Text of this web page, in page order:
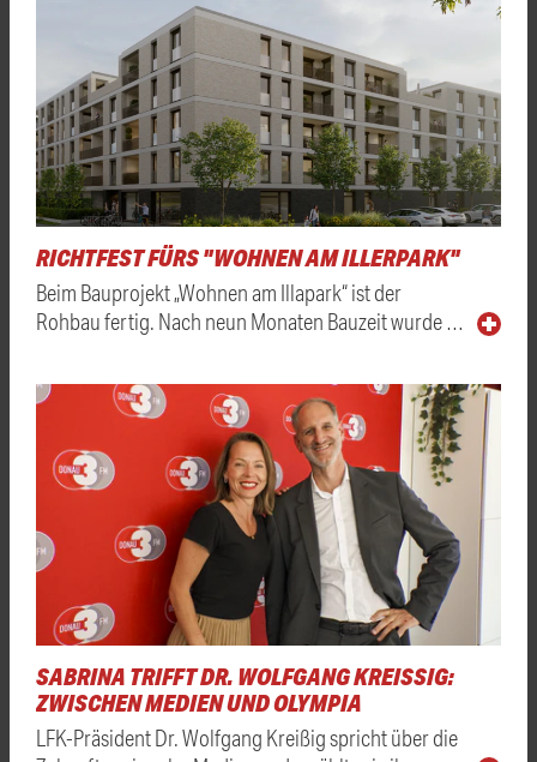
RICHTFEST FÜRS "WOHNEN AM ILLERPARK"
Beim Bauprojekt „Wohnen am Illapark“ ist der
Rohbau fertig. Nach neun Monaten Bauzeit wurde …
SABRINA TRIFFT DR. WOLFGANG KREISSIG: Z
WISCHEN MEDIEN UND OLYMPIA
LFK-Präsident Dr. Wolfgang Kreißig spricht über die